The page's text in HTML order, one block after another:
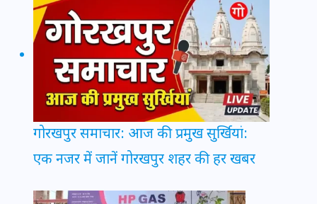
गोरखपुर समाचार: आज की प्रमुख सुर्खियां:
एक नजर में जानें गोरखपुर शहर की हर खबर